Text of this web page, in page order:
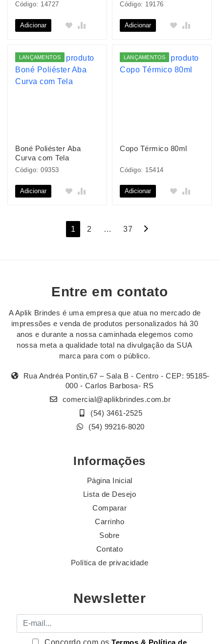
Código: 14727
Adicionar
Código: 19176
Adicionar
LANÇAMENTOS
Boné Poliéster Aba
Curva com Tela
Código: 09353
Adicionar
LANÇAMENTOS
Copo Térmico 80ml
Código: 15414
Adicionar
Navegação
1 2 … 37
Entre em contato
A Aplik Brindes é uma empresa que atua no mercado de
impressões e venda de produtos personalizados há 30
anos e durante a nossa caminhada elegemos como
nossa meta a qualidade total na divulgação da SUA
marca para com o público.
Rua Andréa Pontin,67 – Sala B - Centro - CEP: 95185-
000 - Carlos Barbosa- RS
comercial@aplikbrindes.com.br
(54) 3461-2525
(54) 99216-8020
Informações
Página Inicial
Lista de Desejo
Comparar
Carrinho
Sobre
Contato
Política de privacidade
Newsletter
E-mail